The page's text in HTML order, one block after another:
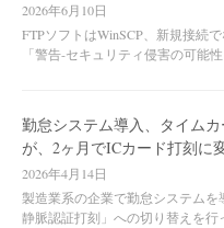
2026年6月10日
FTPソフトはWinSCP、新規接続
「警告-セキュリティ侵害の可能
勤怠システム導入、タイム
が、2ヶ月でICカード打刻に
2026年4月14日
製造業系の企業で勤怠システム
静脈認証打刻」への切り替えを